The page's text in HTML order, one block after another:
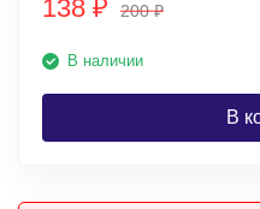
138 ₽ 200₽
В наличии
В